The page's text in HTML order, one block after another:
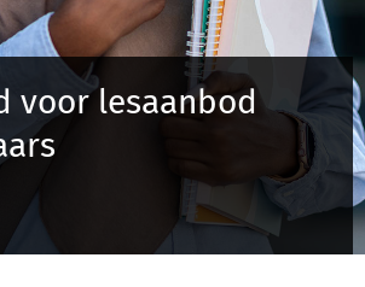
Registreren
voor lesaanbod